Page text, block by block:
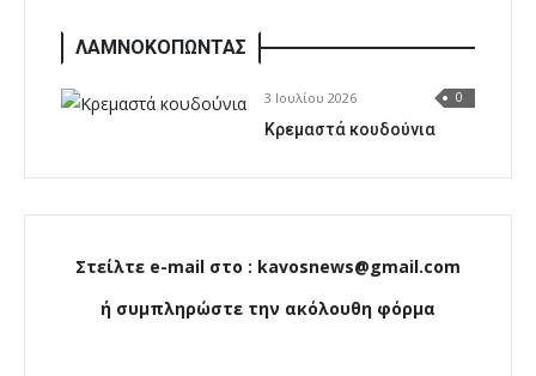
ΛΑΜΝΟΚΟΠΩΝΤΑΣ
3 Ιουλίου 2026 0
Κρεμαστά κουδούνια
Στείλτε e-mail στο : kavosnews@gmail.com
ή συμπληρώστε την ακόλουθη φόρμα